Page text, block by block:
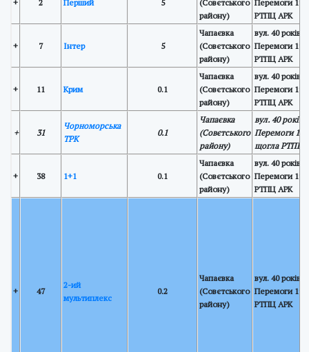
+ 2 Перший 5
(Совєтського
району)
Перемоги 19,
РТПЦ АРК
+ 7 Інтер 5
Чапаєвка
(Совєтського
району)
вул. 40 років
Перемоги 19,
РТПЦ АРК
+ 11 Крим 0.1
Чапаєвка
(Совєтського
району)
вул. 40 років
Перемоги 19,
РТПЦ АРК
+ 31
Чорноморська
ТРК
0.1
Чапаєвка
(Совєтського
району)
вул. 40 років
Перемоги 19,
щогла РТПЦ
+ 38 1+1 0.1
Чапаєвка
(Совєтського
району)
вул. 40 років
Перемоги 19,
РТПЦ АРК
+ 47
2-ий
мультиплекс
0.2
Чапаєвка
(Совєтського
району)
вул. 40 років
Перемоги 19,
РТПЦ АРК